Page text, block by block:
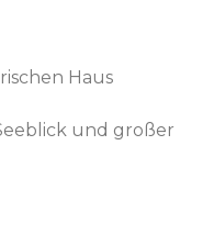
Haus
und großer